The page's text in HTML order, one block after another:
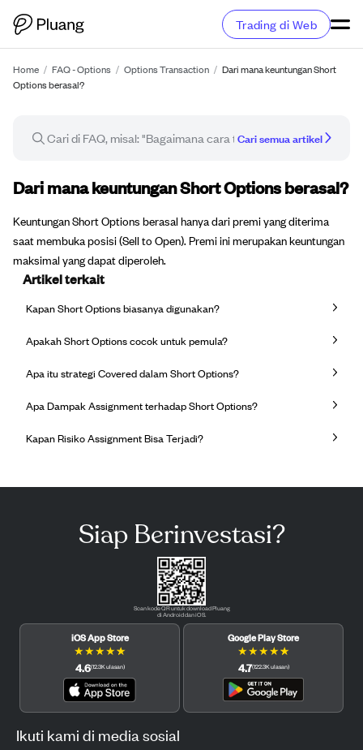
Trading di Web
Home / FAQ - Options / Options Transaction / Dari mana keuntungan Short
Options berasal?
Cari semua artikel
Artikel FAQ
Dari mana keuntungan Short Options berasal?
Keuntungan Short Options berasal hanya dari premi yang diterima
saat membuka posisi (Sell to Open). Premi ini merupakan keuntungan
maksimal yang dapat diperoleh.
Artikel terkait
Kapan Short Options biasanya digunakan?
Apakah Short Options cocok untuk pemula?
Apa itu strategi Covered dalam Short Options?
Apa Dampak Assignment terhadap Short Options?
Kapan Risiko Assignment Bisa Terjadi?
Siap Berinvestasi?
Scan kode QR untuk download Pluang
di Android dan iOS.
iOS App Store
★★★★★
4.6(12.3K ulasan)
Google Play Store
★★★★★
4.7(122.3K ulasan)
Ikuti kami di media sosial